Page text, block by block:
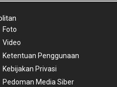
Foto
Video
Ketentuan Penggunaan
Kebijakan Privasi
Pedoman Media Siber